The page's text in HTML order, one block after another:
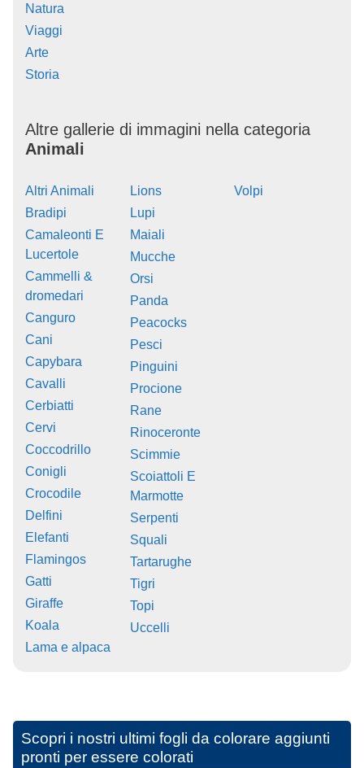
Natura
Viaggi
Arte
Storia
Altre gallerie di immagini nella categoria
Animali
Altri Animali
Bradipi
Camaleonti E
Lucertole
Cammelli &
dromedari
Canguro
Cani
Capybara
Cavalli
Cerbiatti
Cervi
Coccodrillo
Conigli
Crocodile
Delfini
Elefanti
Flamingos
Gatti
Giraffe
Koala
Lama e alpaca
Lions
Lupi
Maiali
Mucche
Orsi
Panda
Peacocks
Pesci
Pinguini
Procione
Rane
Rinoceronte
Scimmie
Scoiattoli E
Marmotte
Serpenti
Squali
Tartarughe
Tigri
Topi
Uccelli
Volpi
Scopri i nostri ultimi fogli da colorare aggiunti
pronti per essere colorati